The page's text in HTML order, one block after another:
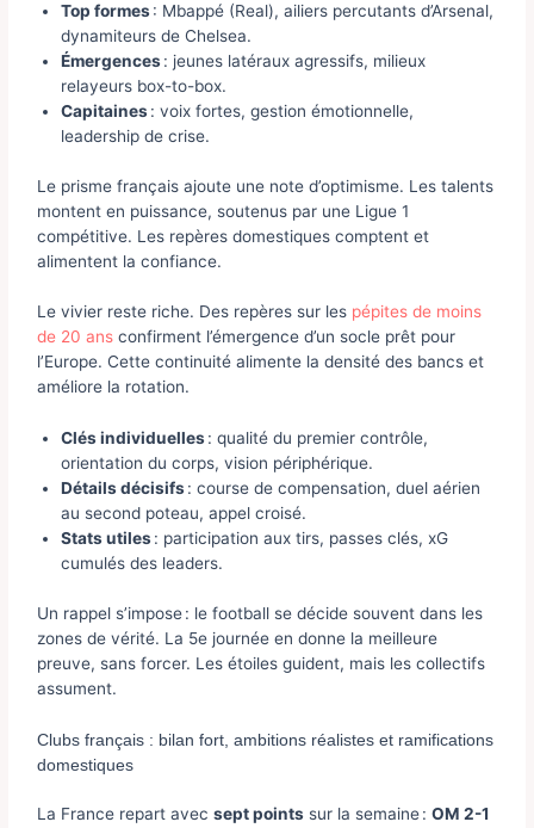
Top formes: Mbappé (Real), ailiers percutants d’Arsenal,
dynamiteurs de Chelsea.
Émergences: jeunes latéraux agressifs, milieux
relayeurs box-to-box.
Capitaines: voix fortes, gestion émotionnelle,
leadership de crise.
Le prisme français ajoute une note d’optimisme. Les talents
montent en puissance, soutenus par une Ligue 1
compétitive. Les repères domestiques comptent et
alimentent la confiance.
Le vivier reste riche. Des repères sur les pépites de moins
de 20 ans confirment l’émergence d’un socle prêt pour
l’Europe. Cette continuité alimente la densité des bancs et
améliore la rotation.
Clés individuelles: qualité du premier contrôle,
orientation du corps, vision périphérique.
Détails décisifs: course de compensation, duel aérien
au second poteau, appel croisé.
Stats utiles: participation aux tirs, passes clés, xG
cumulés des leaders.
Un rappel s’impose : le football se décide souvent dans les
zones de vérité. La 5e journée en donne la meilleure
preuve, sans forcer. Les étoiles guident, mais les collectifs
assument.
Clubs français : bilan fort, ambitions réalistes et ramifications
domestiques
La France repart avecsept points sur la semaine :OM 2-1